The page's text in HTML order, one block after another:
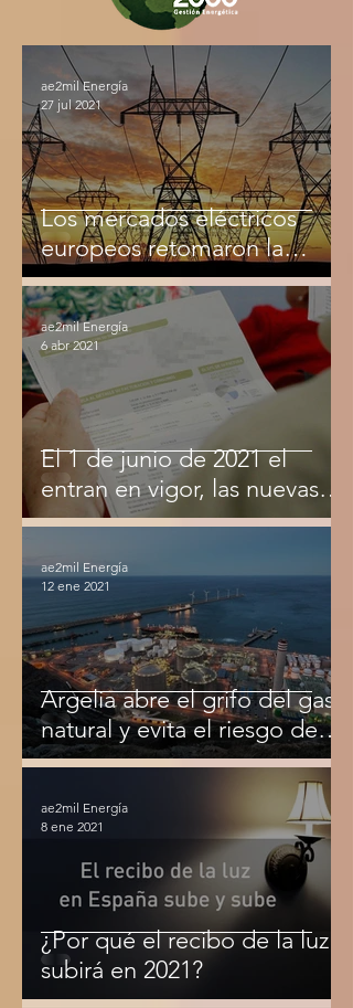
Los mercados eléctricos
europeos retomaron la
senda alcista en la penúltima
semana de Julio.
ae2mil Energía
27 jul 2021
El 1 de junio de 2021 el
entran en vigor, las nuevas
tarifas de luz.
ae2mil Energía
6 abr 2021
Argelia abre el grifo del gas
natural y evita el riesgo de
sufrir apagones.
ae2mil Energía
12 ene 2021
¿Por qué el recibo de la luz
subirá en 2021?
ae2mil Energía
8 ene 2021